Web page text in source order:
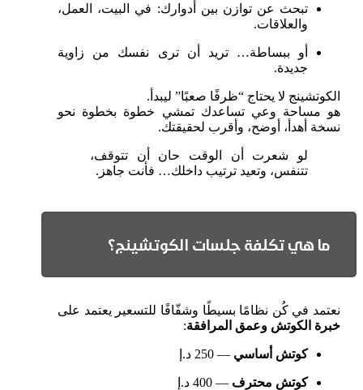
تبحث عن توازن بين أدوارك: في البيت، العمل،
والعلاقات.
أو ببساطة… تريد أن ترى نفسك من زاوية
جديدة.
الكوتشينج لا يحتاج “ظرفًا صعبًا” ليبدأ.
هو مساحة وعي تساعدك تمشي خطوة بخطوة نحو
نسخة أهدأ، أوضح، وأقرب لحقيقتك.
لو شعرت أن الوقت حان أن تتوقف،
تتنفس، وتعيد ترتيب داخلك… فأنت جاهز.
ما هي تكلفة جلسات الكوتشينج؟
نعتمد في كُن نظامًا بسيطًا وشفّافًا للتسعير يعتمد على
خبرة الكوتش وعمق المرافقة:
كوتش أساسي — 250 د.إ
كوتش محترف — 400 د.إ